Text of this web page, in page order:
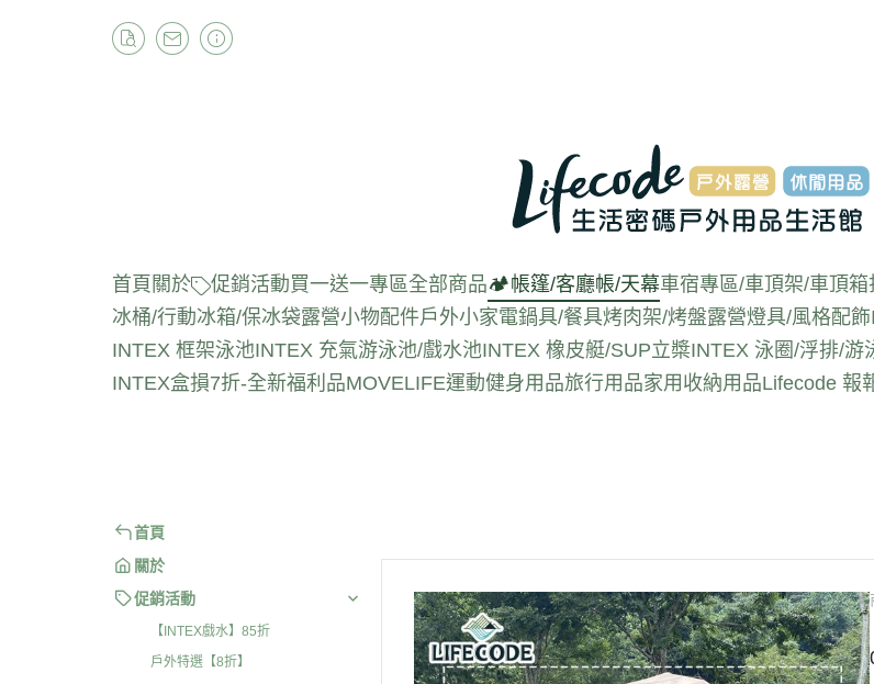
首頁 關於 促銷活動買一送一專區全部商品🏕️帳篷/客廳帳/天幕車宿專區/車頂架/車頂箱
冰桶/行動冰箱/保冰袋露營小物配件戶外小家電鍋具/餐具烤肉架/烤盤露營燈具/風格配飾
INTEX 框架泳池INTEX 充氣游泳池/戲水池INTEX 橡皮艇/SUP立槳INTEX 泳圈/浮排/游
INTEX盒損7折-全新福利品MOVELIFE運動健身用品旅行用品家用收納用品Lifecode 報
首頁
關於
促銷活動
【INTEX戲水】85折
戶外特選【8折】